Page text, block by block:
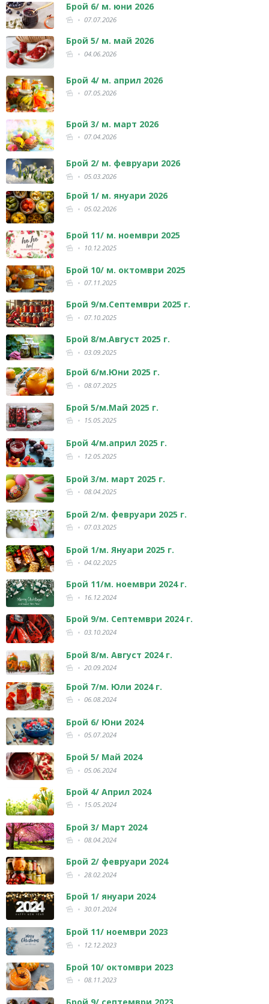
Брой 6/ м. юни 2026
07.07.2026
Брой 5/ м. май 2026
04.06.2026
Брой 4/ м. април 2026
07.05.2026
Брой 3/ м. март 2026
07.04.2026
Брой 2/ м. февруари 2026
05.03.2026
Брой 1/ м. януари 2026
05.02.2026
Брой 11/ м. ноември 2025
10.12.2025
Брой 10/ м. октомври 2025
07.11.2025
Брой 9/м.Септември 2025 г.
07.10.2025
Брой 8/м.Август 2025 г.
03.09.2025
Брой 6/м.Юни 2025 г.
08.07.2025
Брой 5/м.Май 2025 г.
15.05.2025
Брой 4/м.април 2025 г.
12.05.2025
Брой 3/м. март 2025 г.
08.04.2025
Брой 2/м. февруари 2025 г.
07.03.2025
Брой 1/м. Януари 2025 г.
04.02.2025
Брой 11/м. ноември 2024 г.
16.12.2024
Брой 9/м. Септември 2024 г.
03.10.2024
Брой 8/м. Август 2024 г.
20.09.2024
Брой 7/м. Юли 2024 г.
06.08.2024
Брой 6/ Юни 2024
05.07.2024
Брой 5/ Май 2024
05.06.2024
Брой 4/ Април 2024
15.05.2024
Брой 3/ Март 2024
08.04.2024
Брой 2/ февруари 2024
28.02.2024
Брой 1/ януари 2024
30.01.2024
Брой 11/ ноември 2023
12.12.2023
Брой 10/ октомври 2023
08.11.2023